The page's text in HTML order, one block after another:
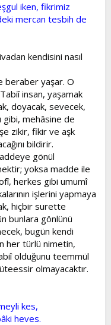
iken, fikrimiz
mercan tesbih de
kendisini nasıl
beraber yaşar. O
insan, yaşamak
doyacak, sevecek,
gibi, mehâsine de
zikir, fikir ve aşk
bildirir.
gönül
yoksa madde ile
herkes gibi umumî
işlerini yapmaya
hiçbir surette
bunlara gönlünü
bugün kendi
her türlü nimetin,
olduğunu teemmül
olmayacaktır.
kes,
heves.